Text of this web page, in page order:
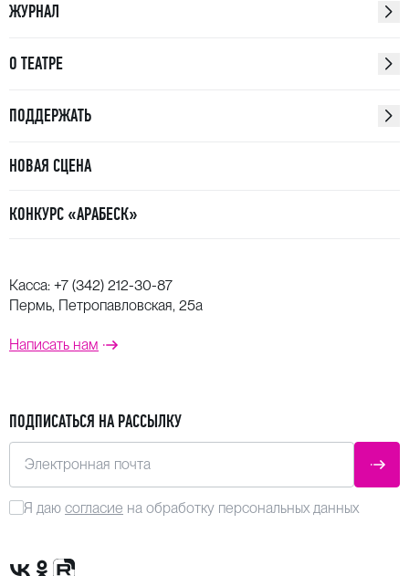
ЖУРНАЛ
О ТЕАТРЕ
ПОДДЕРЖАТЬ
НОВАЯ СЦЕНА
КОНКУРС «АРАБЕСК»
Касса: +7 (342) 212-30-87
Пермь, Петропавловская, 25а
Написать нам
ПОДПИСАТЬСЯ НА РАССЫЛКУ
Электронная почта
Я даю согласие на обработку персональных данных